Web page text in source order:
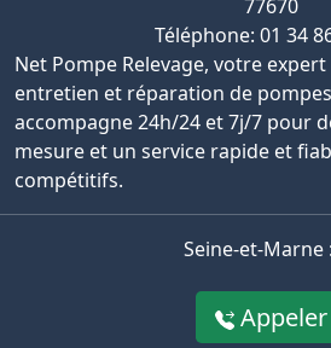
77670
Téléphone: 01 34
Net Pompe Relevage, votre
entretien et réparation de
accompagne 24h/24 et 7j/7 pour
mesure et un service rapide et
compétitifs.
Seine-et-
Appeler